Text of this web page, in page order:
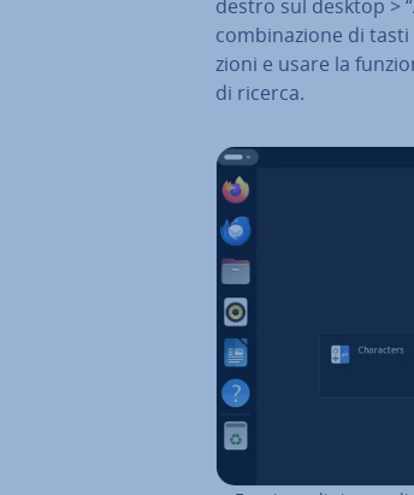
destro sul desktop >
com­bi­na­zio­ne di tasti
zio­ni e usare la
di ricerca.